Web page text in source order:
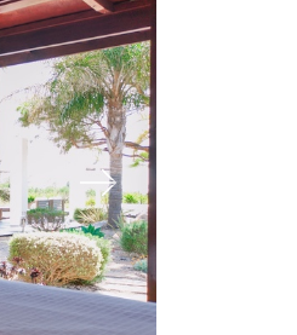
Next